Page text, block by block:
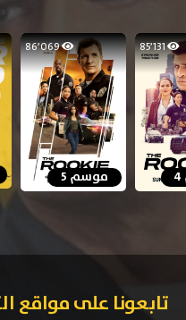
85٬131 86٬069
موسم 5
تابعونا على مواقع